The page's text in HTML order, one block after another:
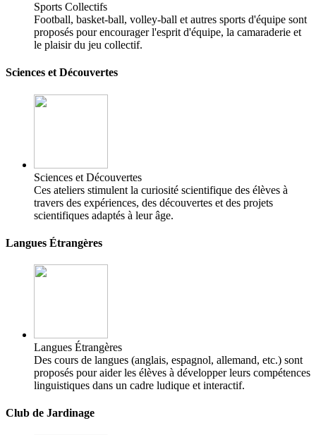
Sports Collectifs
Football, basket-ball, volley-ball et autres sports d'équipe sont
proposés pour encourager l'esprit d'équipe, la camaraderie et
le plaisir du jeu collectif.
Sciences et Découvertes
Sciences et Découvertes
Ces ateliers stimulent la curiosité scientifique des élèves à
travers des expériences, des découvertes et des projets
scientifiques adaptés à leur âge.
Langues Étrangères
Langues Étrangères
Des cours de langues (anglais, espagnol, allemand, etc.) sont
proposés pour aider les élèves à développer leurs compétences
linguistiques dans un cadre ludique et interactif.
Club de Jardinage